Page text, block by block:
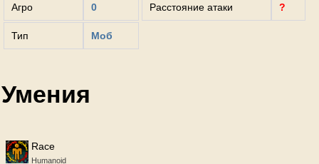
Агро 0
Тип Моб
Расстояние атаки ?
Умения
Race
Humanoid